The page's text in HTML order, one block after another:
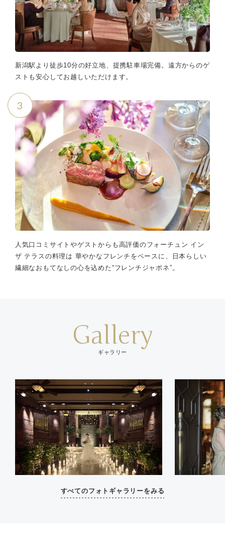
新潟駅より徒歩10分の好立地、提携駐車場完備。遠方からのゲ
ストも安心してお越しいただけます。
3
人気口コミサイトやゲストからも高評価のフォーチュン イン
ザ テラスの料理は 華やかなフレンチをベースに、日本らしい
繊細なおもてなしの心を込めた“フレンチジャポネ”。
Gallery
ギャラリー
すべてのフォトギャラリーをみる